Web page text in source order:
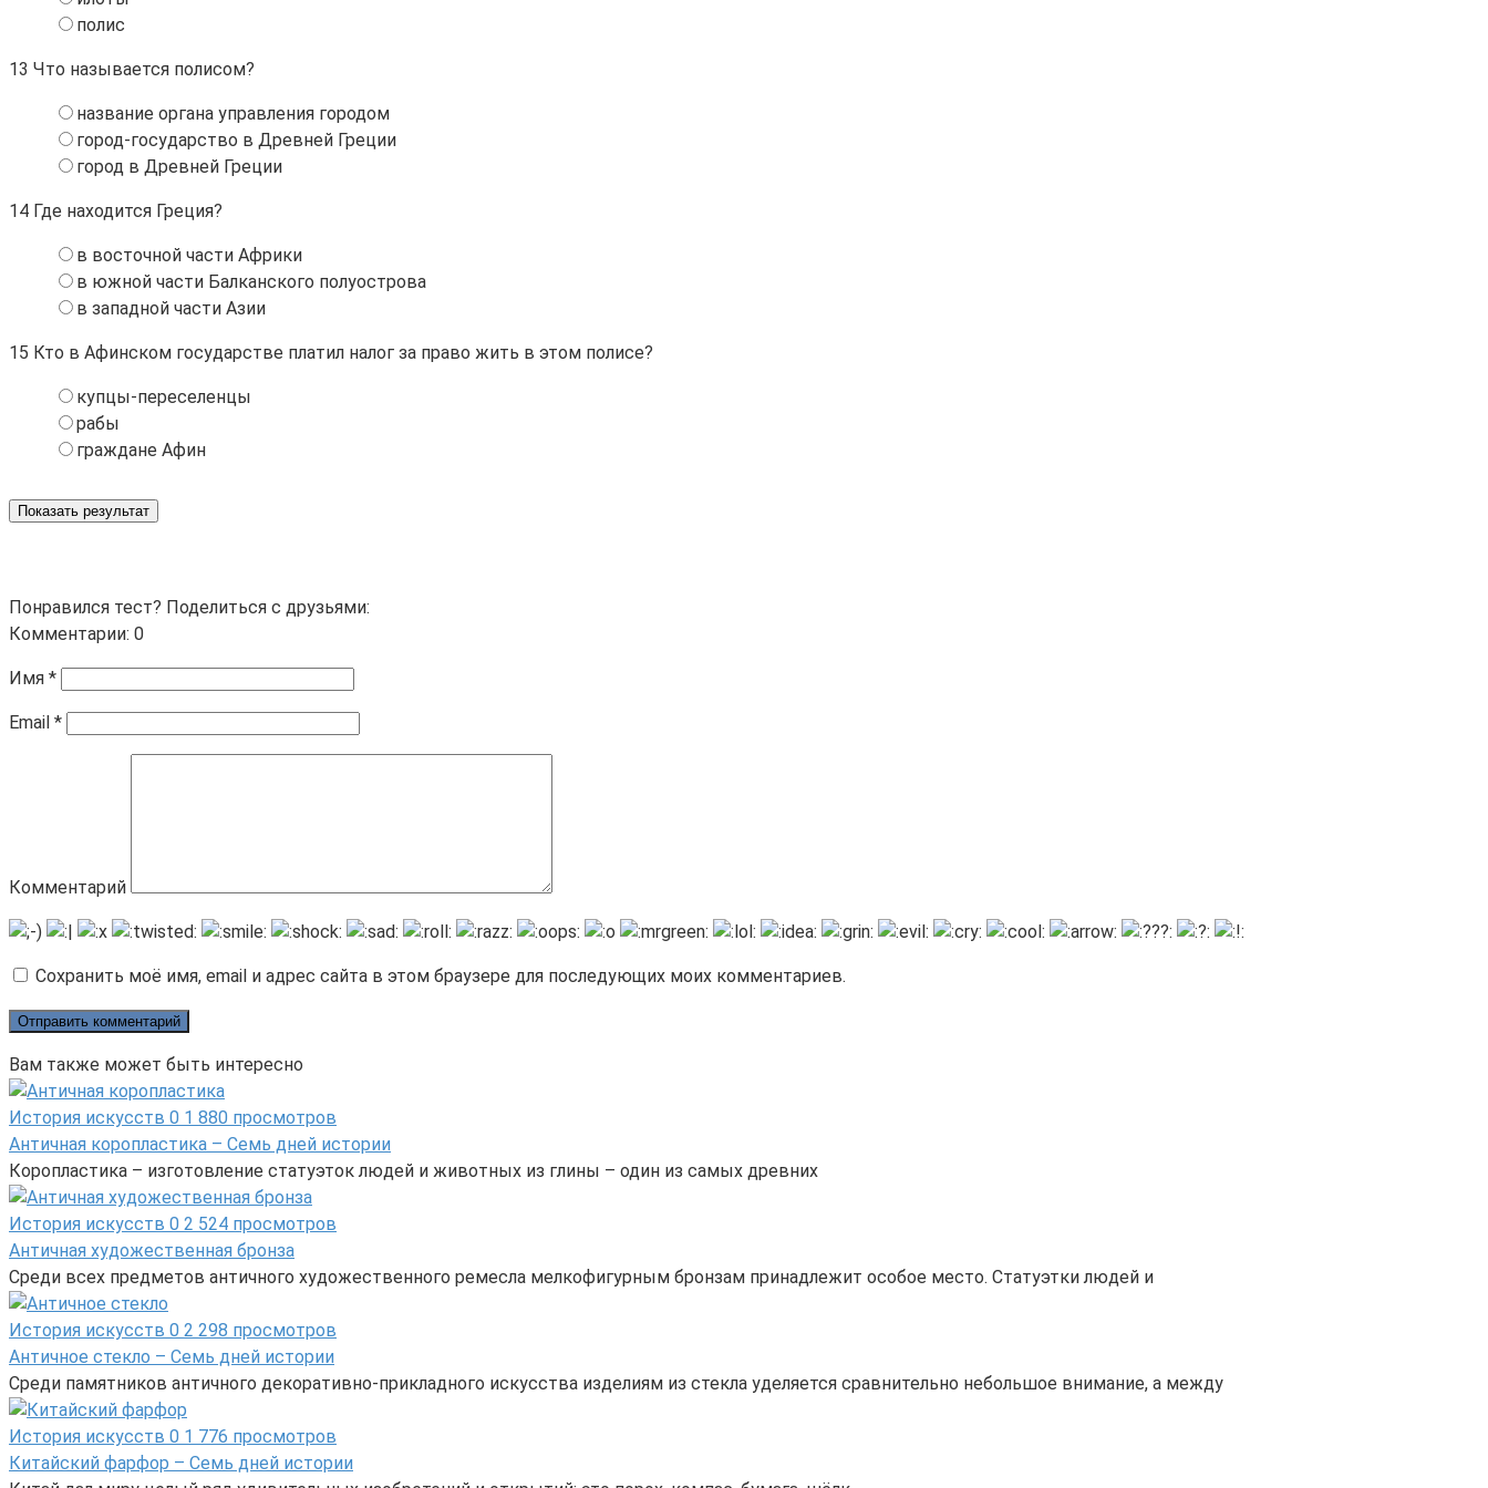
полис
13 Что называется полисом?
название органа управления городом
город-государство в Древней Греции
город в Древней Греции
14 Где находится Греция?
в восточной части Африки
в южной части Балканского полуострова
в западной части Азии
15 Кто в Афинском государстве платил налог за право жить в этом полисе?
купцы-переселенцы
рабы
граждане Афин
Показать результат
Понравился тест? Поделиться с друзьями:
Комментарии: 0
Имя *
Email *
Комментарий
Сохранить моё имя, email и адрес сайта в этом браузере для последующих моих комментариев.
Вам также может быть интересно
История искусств 0 1 880 просмотров
Античная коропластика – Семь дней истории
Коропластика – изготовление статуэток людей и животных из глины – один из самых древних
История искусств 0 2 524 просмотров
Античная художественная бронза
Среди всех предметов античного художественного ремесла мелкофигурным бронзам принадлежит особое место. Статуэтки людей и
История искусств 0 2 298 просмотров
Античное стекло – Семь дней истории
Среди памятников античного декоративно-прикладного искусства изделиям из стекла уделяется сравнительно небольшое внимание, а между
История искусств 0 1 776 просмотров
Китайский фарфор – Семь дней истории